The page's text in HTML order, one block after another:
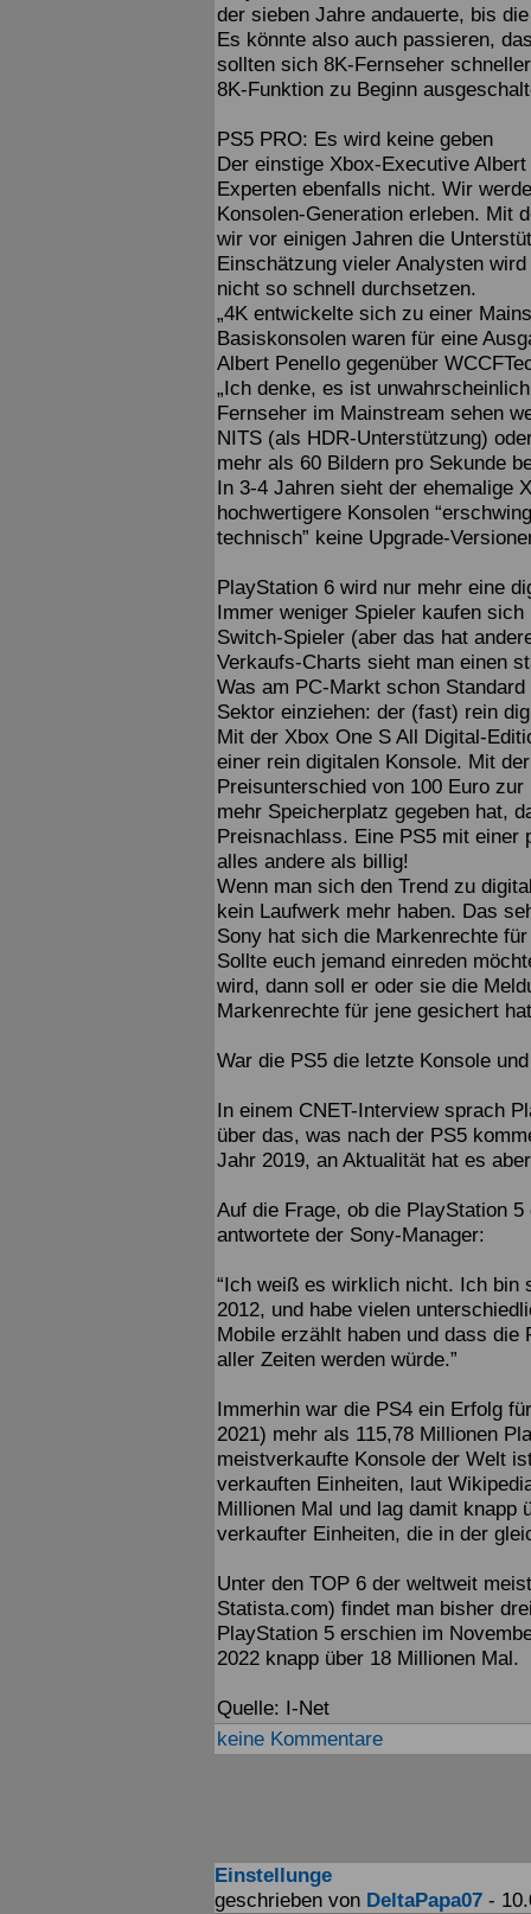
der sieben Jahre andauerte, bis
Es könnte also auch passieren,
sollten sich 8K-Fernseher
8K-Funktion zu Beginn
PS5 PRO: Es wird keine geben
Der einstige Xbox-Executive
Experten ebenfalls nicht. Wir
Konsolen-Generation erleben. Mit
wir vor einigen Jahren die
Einschätzung vieler Analysten
nicht so schnell durchsetzen.
„4K entwickelte sich zu einer
Basiskonsolen waren für eine
Albert Penello gegenüber
„Ich denke, es ist
Fernseher im Mainstream sehen
NITS (als HDR-Unterstützung)
mehr als 60 Bildern pro Sekunde
In 3-4 Jahren sieht der ehemalige
hochwertigere Konsolen
technisch” keine Upgrade-
PlayStation 6 wird nur mehr eine
Immer weniger Spieler kaufen
Switch-Spieler (aber das hat
Verkaufs-Charts sieht man einen
Was am PC-Markt schon
Sektor einziehen: der (fast) rein
Mit der Xbox One S All Digital-
einer rein digitalen Konsole. Mit
Preisunterschied von 100 Euro
mehr Speicherplatz gegeben hat,
Preisnachlass. Eine PS5 mit einer
alles andere als billig!
Wenn man sich den Trend zu
kein Laufwerk mehr haben. Das
Sony hat sich die Markenrechte
Sollte euch jemand einreden
wird, dann soll er oder sie die
Markenrechte für jene gesichert
War die PS5 die letzte Konsole
In einem CNET-Interview sprach
über das, was nach der PS5
Jahr 2019, an Aktualität hat es
Auf die Frage, ob die PlayStation
antwortete der Sony-Manager:
“Ich weiß es wirklich nicht. Ich bin
2012, und habe vielen
Mobile erzählt haben und dass
aller Zeiten werden würde.”
Immerhin war die PS4 ein Erfolg
2021) mehr als 115,78 Millionen
meistverkaufte Konsole der Welt
verkauften Einheiten, laut
Millionen Mal und lag damit knapp
verkaufter Einheiten, die in der
Unter den TOP 6 der weltweit
Statista.com) findet man bisher
PlayStation 5 erschien im
2022 knapp über 18 Millionen Mal.
Quelle: I-Net
keine Kommentare
Einstellunge
geschrieben von DeltaPapa07-